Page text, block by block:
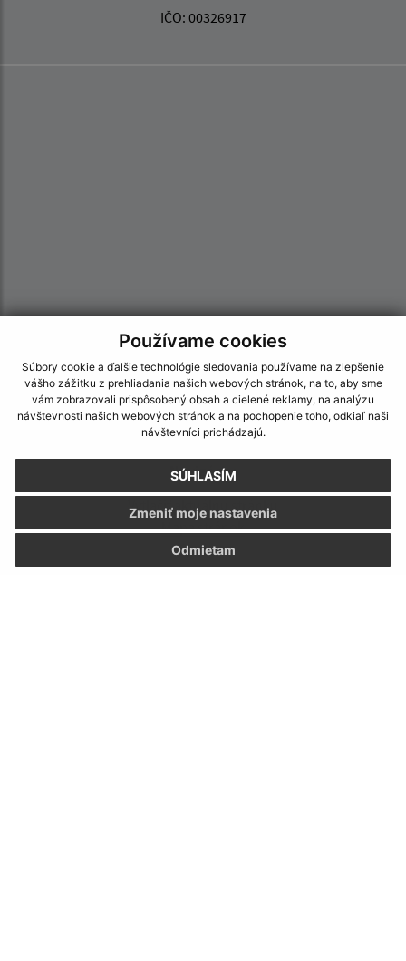
Používame cookies
Súbory cookie a ďalšie technológie sledovania používame na zlepšenie
vášho zážitku z prehliadania našich webových stránok, na to, aby sme
vám zobrazovali prispôsobený obsah a cielené reklamy, na analýzu
návštevnosti našich webových stránok a na pochopenie toho, odkiaľ naši
návštevníci prichádzajú.
SÚHLASÍM
Odmietam
Zmeniť moje nastavenia
IČO: 00326917
Informácie o stránke:
Vyhlásenie o prístupnosti
Autorské práva
Ochrana osobných údajov
Navigácia:
Vytlačiť aktuálnu stránku
Mapa stránok
Cookies